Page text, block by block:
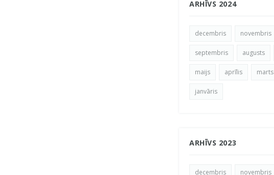
ARHĪVS 2024
decembris novembris
septembris augusts
maijs aprīlis marts
janvāris
ARHĪVS 2023
decembris novembris